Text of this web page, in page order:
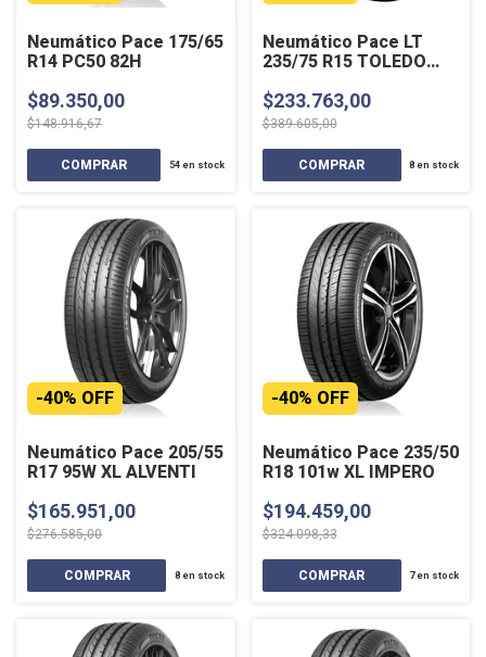
Neumático Pace 175/65
R14 PC50 82H
$89.350,00
$148.916,67
54en stock
Neumático Pace LT
235/75 R15 TOLEDO
$233.763,00
$389.605,00
8 en stock
Neumático Pace 205/55
R17 95W XL ALVENTI
-40% OFF
$165.951,00
$276.585,00
8en stock
Neumático Pace 235/50
R18 101w XL IMPERO
-40% OFF
$194.459,00
$324.098,33
7en stock